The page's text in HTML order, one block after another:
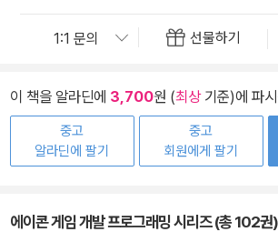
선물하기
이 책을 알라딘에 3,700원 (최상기준)에 파
중고
알라딘에 팔기
중고
회원에게 팔기
에이콘 게임 개발 프로그래밍 시리즈 (총 102권)